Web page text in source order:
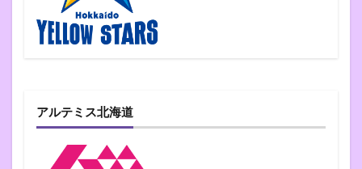
アルテミス北海道